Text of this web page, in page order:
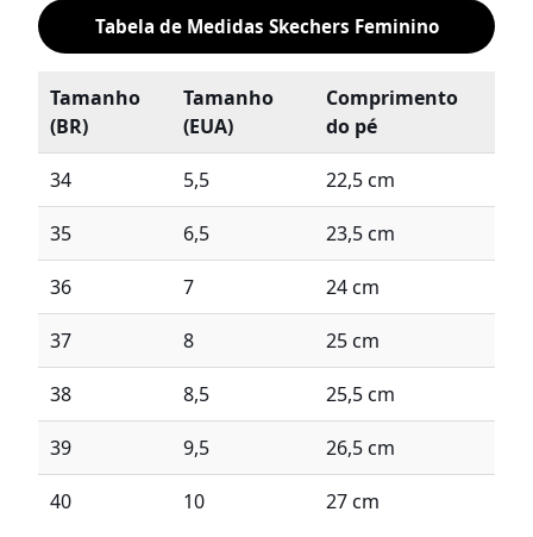
Tabela de Medidas Skechers Feminino
Tamanho
(BR)
Tamanho
(EUA)
Comprimento
do pé
34 5,5 22,5 cm
35 6,5 23,5 cm
36 7 24 cm
37 8 25 cm
38 8,5 25,5 cm
39 9,5 26,5 cm
40 10 27 cm